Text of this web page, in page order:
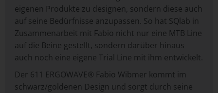
eigenen Produkte zu designen, sondern diese auch
auf seine Bedürfnisse anzupassen. So hat SQlab in
Zusammenarbeit mit Fabio nicht nur eine MTB Line
auf die Beine gestellt, sondern darüber hinaus
auch noch eine eigene Trial Line mit ihm entwickelt.
Der 611 ERGOWAVE® Fabio Wibmer kommt im
schwarz/goldenen Design und sorgt durch seine